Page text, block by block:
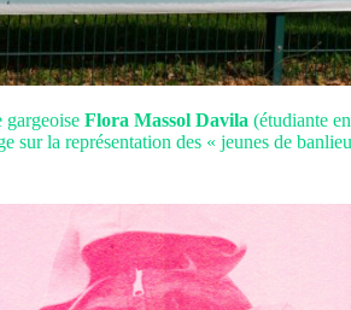
gargeoise Flora Massol Davila (étudiante
sur la représentation des « jeunes de